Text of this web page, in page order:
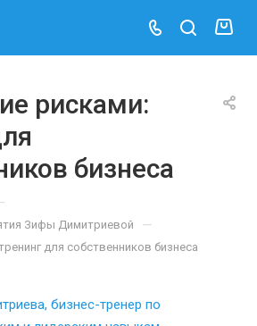
рисками:
бизнеса
Зифы Димитриевой —
для собственников бизнеса